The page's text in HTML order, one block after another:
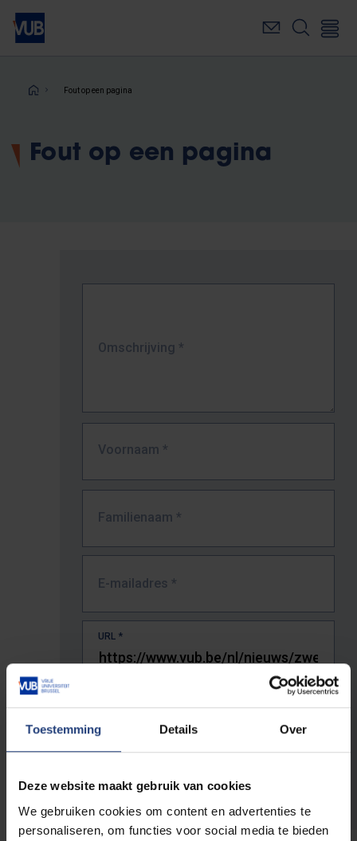
Toestemming Details Over
Deze website maakt gebruik van cookies
We gebruiken cookies om content en advertenties te
personaliseren, om functies voor social media te bieden
Overslaan
naar
inhoudKruimelpad
Fout op een pagina
Fout op een pagina
Omschrijving *
Voornaam *
Familienaam *
E-mailadres *
URL *
De volledige URL van de pagina waar je de fout zag.